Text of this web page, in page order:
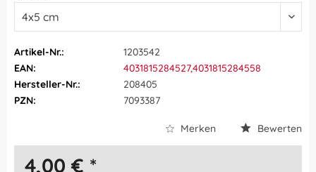
Artikel-Nr.:
1203542
EAN:
4031815284527,4031815284558
Hersteller-Nr.:
208405
PZN:
7093387
Merken Bewerten
4,00 € *